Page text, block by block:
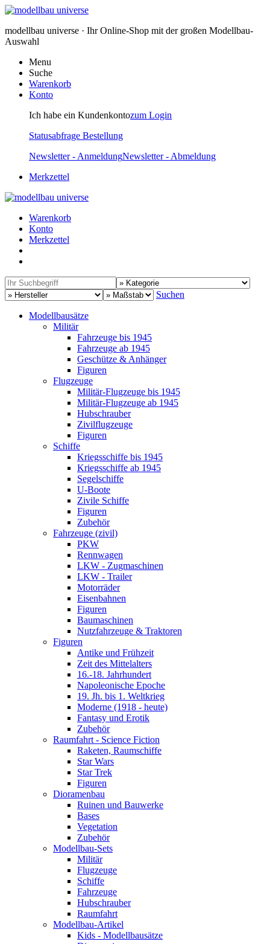
modellbau universe · Ihr Online-Shop mit der großen Modellbau-
Auswahl
Menu
Suche
Warenkorb
Konto
Ich habe ein Kundenkontozum Login
Statusabfrage Bestellung
Newsletter - AnmeldungNewsletter - Abmeldung
Merkzettel
Warenkorb
Konto
Merkzettel
Suchen
Modellbausätze
Militär
Fahrzeuge bis 1945
Fahrzeuge ab 1945
Geschütze & Anhänger
Figuren
Flugzeuge
Militär-Flugzeuge bis 1945
Militär-Flugzeuge ab 1945
Hubschrauber
Zivilflugzeuge
Figuren
Schiffe
Kriegsschiffe bis 1945
Kriegsschiffe ab 1945
Segelschiffe
U-Boote
Zivile Schiffe
Figuren
Zubehör
Fahrzeuge (zivil)
PKW
Rennwagen
LKW - Zugmaschinen
LKW - Trailer
Motorräder
Eisenbahnen
Figuren
Baumaschinen
Nutzfahrzeuge & Traktoren
Figuren
Antike und Frühzeit
Zeit des Mittelalters
16.-18. Jahrhundert
Napoleonische Epoche
19. Jh. bis 1. Weltkrieg
Moderne (1918 - heute)
Fantasy und Erotik
Zubehör
Raumfahrt - Science Fiction
Raketen, Raumschiffe
Star Wars
Star Trek
Figuren
Dioramenbau
Ruinen und Bauwerke
Bases
Vegetation
Zubehör
Modellbau-Sets
Militär
Flugzeuge
Schiffe
Fahrzeuge
Hubschrauber
Raumfahrt
Modellbau-Artikel
Kids - Modellbausätze